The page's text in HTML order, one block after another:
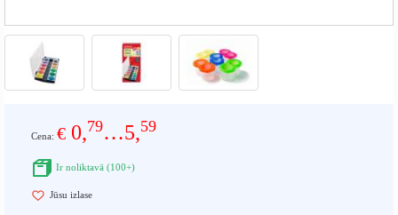
Cena: € 0,79…5,59
Ir noliktavā (100+)
Jūsu izlase